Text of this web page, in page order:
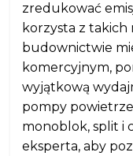
zredukować
korzysta z
budownictwie
komercyjnym,
wyjątkową
pompy
monoblok, split i
eksperta, aby